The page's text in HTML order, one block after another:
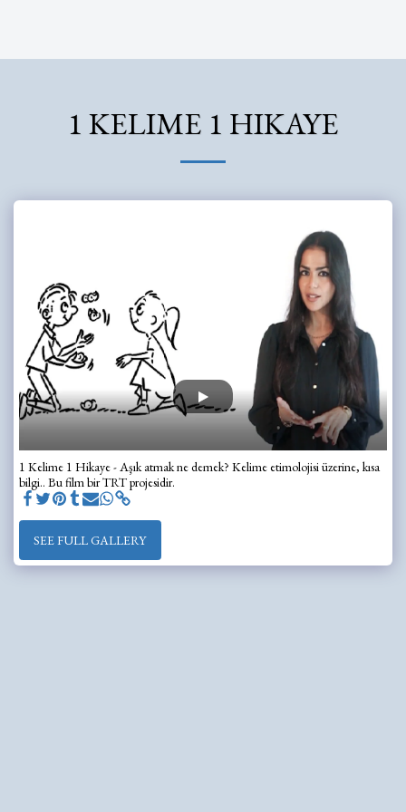
1 KELIME 1 HIKAYE
1 Kelime 1 Hikaye - Aşık atmak ne demek? Kelime etimolojisi üzerine, kısa
bilgi.. Bu film bir TRT projesidir.
SEE FULL GALLERY